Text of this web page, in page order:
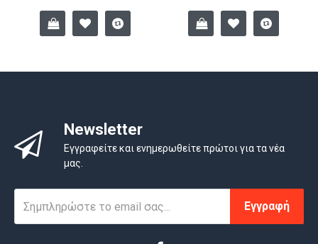
Newsletter
Εγγραφείτε και ενημερωθείτε πρώτοι για τα νέα
μας.
Εγγραφή